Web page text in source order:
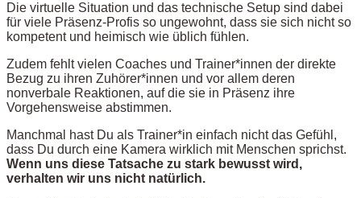
Die virtuelle Situation und das technische Setup sind dabei
für viele Präsenz-Profis so ungewohnt, dass sie sich nicht so
kompetent und heimisch wie üblich fühlen.
Zudem fehlt vielen Coaches und Trainer*innen der direkte
Bezug zu ihren Zuhörer*innen und vor allem deren
nonverbale Reaktionen, auf die sie in Präsenz ihre
Vorgehensweise abstimmen.
Manchmal hast Du als Trainer*in einfach nicht das Gefühl,
dass Du durch eine Kamera wirklich mit Menschen sprichst.
Wenn uns diese Tatsache zu stark bewusst wird,
verhalten wir uns nicht natürlich.